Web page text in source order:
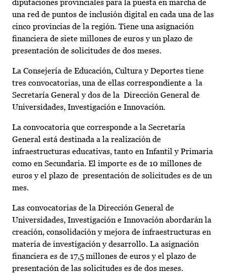
diputaciones provinciales para la puesta en marcha de
una red de puntos de inclusión digital en cada una de las
cinco provincias de la región. Tiene una asignación
financiera de siete millones de euros y un plazo de
presentación de solicitudes de dos meses.
La Consejería de Educación, Cultura y Deportes tiene
tres convocatorias, una de ellas correspondiente a la
Secretaría General y dos de la Dirección General de
Universidades, Investigación e Innovación.
La convocatoria que corresponde a la Secretaría
General está destinada a la realización de
infraestructuras educativas, tanto en Infantil y Primaria
como en Secundaria. El importe es de 10 millones de
euros y el plazo de presentación de solicitudes es de un
mes.
Las convocatorias de la Dirección General de
Universidades, Investigación e Innovación abordarán la
creación, consolidación y mejora de infraestructuras en
materia de investigación y desarrollo. La asignación
financiera es de 17,5 millones de euros y el plazo de
presentación de las solicitudes es de dos meses.